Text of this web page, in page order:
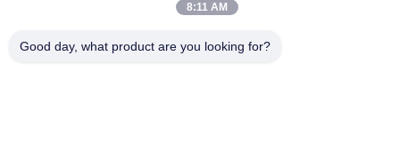
8:11 AM
Good day, what product are you looking for?